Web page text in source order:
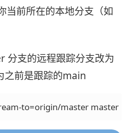
当前所在的本地分支（如
分支的远程跟踪分支改为
前是跟踪的main
to=origin/master master